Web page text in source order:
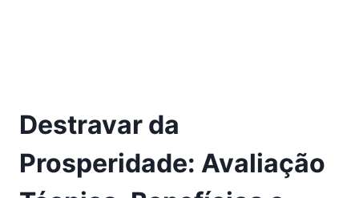
Destravar da
Prosperidade: Avaliação